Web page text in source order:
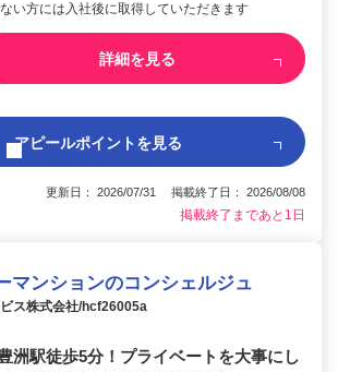
い方には入社後に取得していただきます
詳細を見る
アピールポイントを見る
更新日： 2026/07/31 掲載終了日： 2026/08/08
掲載終了まであと1日
マンションのコンシェルジュ
ス株式会社/hcf26005a
洲駅徒歩5分！プライベートを大事にし